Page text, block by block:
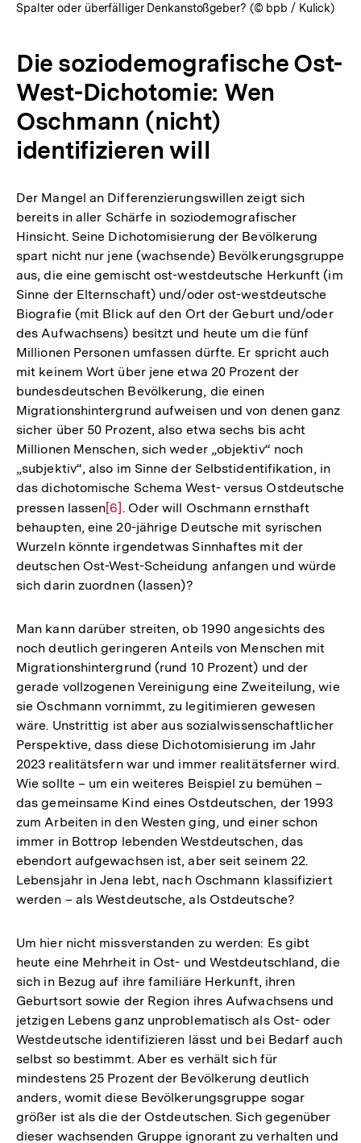
Spalter oder überfälliger Denkanstoßgeber? (© bpb / Kulick)
Die soziodemografische Ost-
West-Dichotomie: Wen
Oschmann (nicht)
identifizieren will
Der Mangel an Differenzierungswillen zeigt sich
bereits in aller Schärfe in soziodemografischer
Hinsicht. Seine Dichotomisierung der Bevölkerung
spart nicht nur jene (wachsende) Bevölkerungsgruppe
aus, die eine gemischt ost-westdeutsche Herkunft (im
Sinne der Elternschaft) und/oder ost-westdeutsche
Biografie (mit Blick auf den Ort der Geburt und/oder
des Aufwachsens) besitzt und heute um die fünf
Millionen Personen umfassen dürfte. Er spricht auch
mit keinem Wort über jene etwa 20 Prozent der
bundesdeutschen Bevölkerung, die einen
Migrationshintergrund aufweisen und von denen ganz
sicher über 50 Prozent, also etwa sechs bis acht
Millionen Menschen, sich weder „objektiv“ noch
„subjektiv“, also im Sinne der Selbstidentifikation, in
das dichotomische Schema West- versus Ostdeutsche
pressen lassenZur
Auflösung
der
Fußnote
[6] . Oder will Oschmann ernsthaft
behaupten, eine 20-jährige Deutsche mit syrischen
Wurzeln könnte irgendetwas Sinnhaftes mit der
deutschen Ost-West-Scheidung anfangen und würde
sich darin zuordnen (lassen)?
Man kann darüber streiten, ob 1990 angesichts des
noch deutlich geringeren Anteils von Menschen mit
Migrationshintergrund (rund 10 Prozent) und der
gerade vollzogenen Vereinigung eine Zweiteilung, wie
sie Oschmann vornimmt, zu legitimieren gewesen
wäre. Unstrittig ist aber aus sozialwissenschaftlicher
Perspektive, dass diese Dichotomisierung im Jahr
2023 realitätsfern war und immer realitätsferner wird.
Wie sollte – um ein weiteres Beispiel zu bemühen –
das gemeinsame Kind eines Ostdeutschen, der 1993
zum Arbeiten in den Westen ging, und einer schon
immer in Bottrop lebenden Westdeutschen, das
ebendort aufgewachsen ist, aber seit seinem 22.
Lebensjahr in Jena lebt, nach Oschmann klassifiziert
werden – als Westdeutsche, als Ostdeutsche?
Um hier nicht missverstanden zu werden: Es gibt
heute eine Mehrheit in Ost- und Westdeutschland, die
sich in Bezug auf ihre familiäre Herkunft, ihren
Geburtsort sowie der Region ihres Aufwachsens und
jetzigen Lebens ganz unproblematisch als Ost- oder
Westdeutsche identifizieren lässt und bei Bedarf auch
selbst so bestimmt. Aber es verhält sich für
mindestens 25 Prozent der Bevölkerung deutlich
anders, womit diese Bevölkerungsgruppe sogar
größer ist als die der Ostdeutschen. Sich gegenüber
dieser wachsenden Gruppe ignorant zu verhalten und